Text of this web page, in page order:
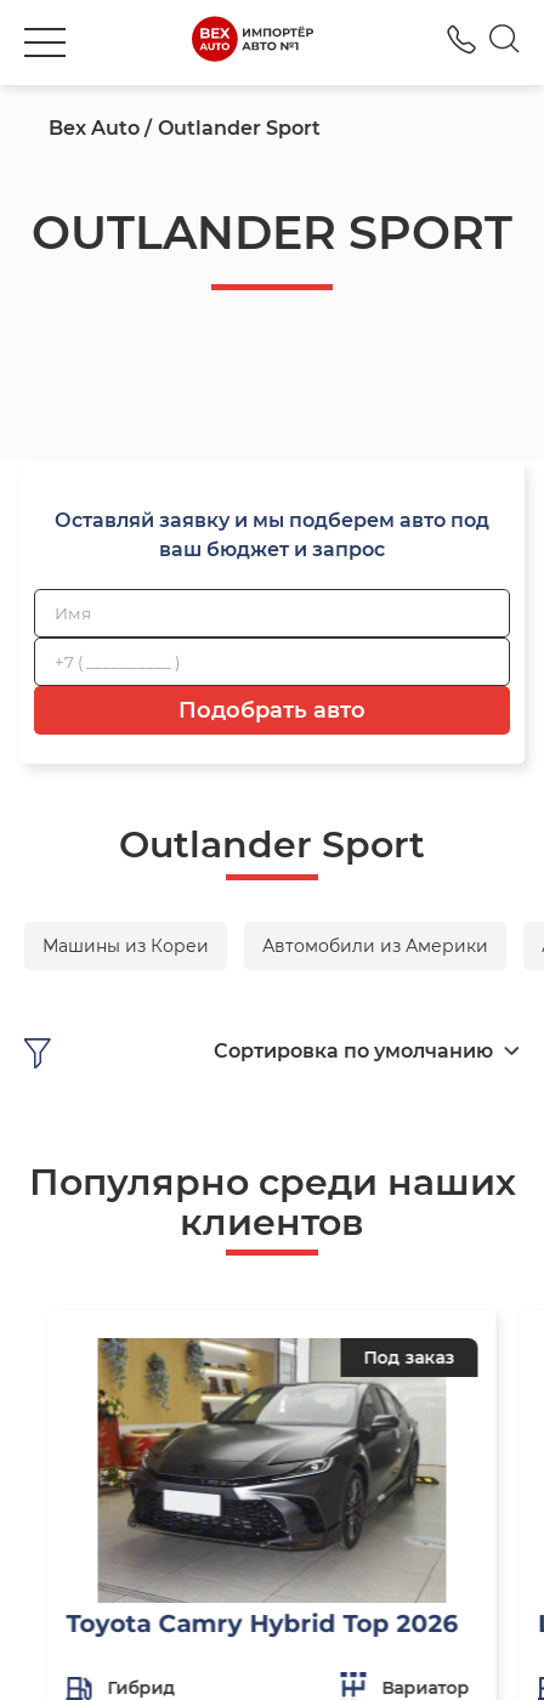
Bex Auto Outlander Sport
OUTLANDER SPORT
Оставляй заявку и мы подберем авто под
ваш бюджет и запрос
Подобрать авто
Outlander Sport
Машины из Кореи Автомобили из Америки
Сортировка по умолчанию
Популярно среди наших
клиентов
Под заказ
Toyota Camry Hybrid Top 2026
Гибрид
Вариатор